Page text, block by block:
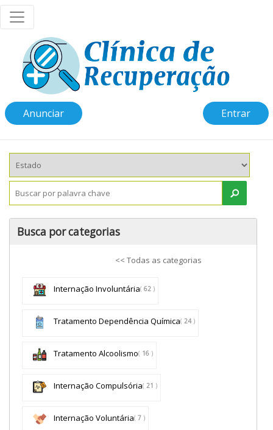
Anunciar Entrar
Busca por categorias
<< Todas as categorias
Internação Involuntária( 62 )
Tratamento Dependência Química( 24)
Tratamento Alcoolismo( 16 )
Internação Compulsória( 21 )
Internação Voluntária( 7 )